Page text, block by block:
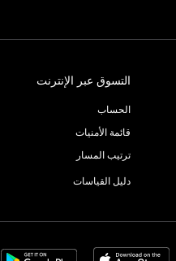
التسوق عبر الإنترنت
الحساب
قائمة الأمنيات
ترتيب المسار
دليل القياسات